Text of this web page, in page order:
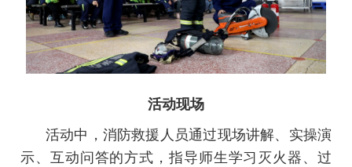
活动现场
活动中，消防救援人员通过现场讲解、实操演
示、互动问答的方式，指导师生学习灭火器、过